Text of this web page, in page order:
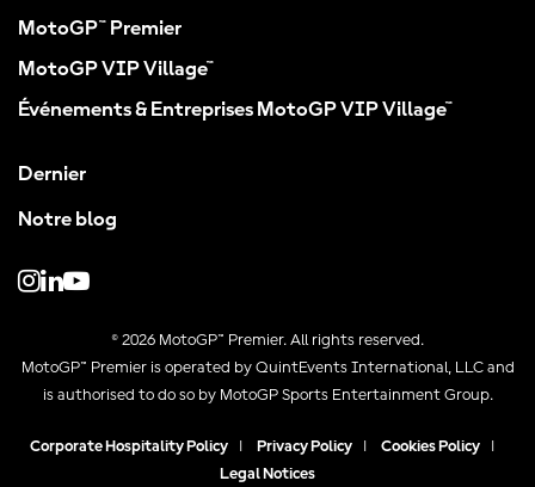
MotoGP™ Premier
MotoGP VIP Village™
Événements & Entreprises MotoGP VIP Village™
Dernier
Notre blog
© 2026 MotoGP™ Premier. All rights reserved.
MotoGP™ Premier is operated by QuintEvents International, LLC and
is authorised to do so by MotoGP Sports Entertainment Group.
Corporate Hospitality Policy Privacy Policy Cookies Policy
Legal Notices